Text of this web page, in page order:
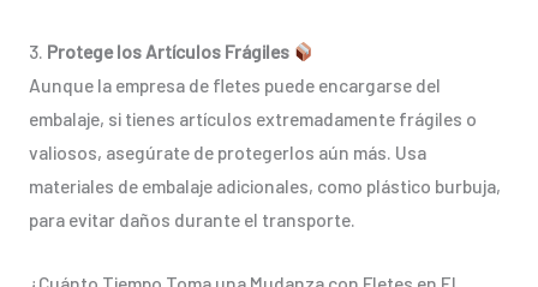
3. Protege los Artículos Frágiles
Aunque la empresa de fletes puede encargarse del
embalaje, si tienes artículos extremadamente frágiles o
valiosos, asegúrate de protegerlos aún más. Usa
materiales de embalaje adicionales, como plástico burbuja,
para evitar daños durante el transporte.